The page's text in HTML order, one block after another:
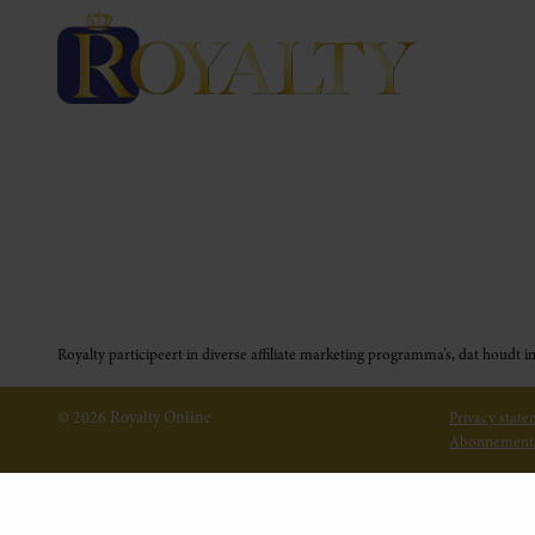
Royalty participeert in diverse affiliate marketing programma’s, dat
© 2026 Royalty Online Privacy